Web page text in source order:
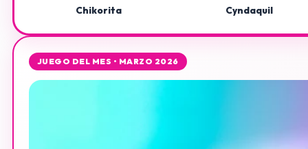
Chikorita Cyndaquil
JUEGO DEL MES • MARZO 2026